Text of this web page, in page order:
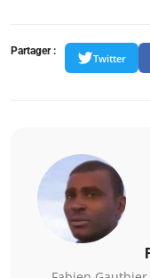
Partager :
Twitter